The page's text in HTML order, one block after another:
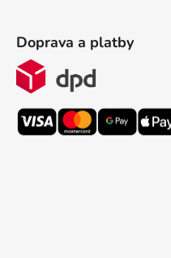
Doprava a platby